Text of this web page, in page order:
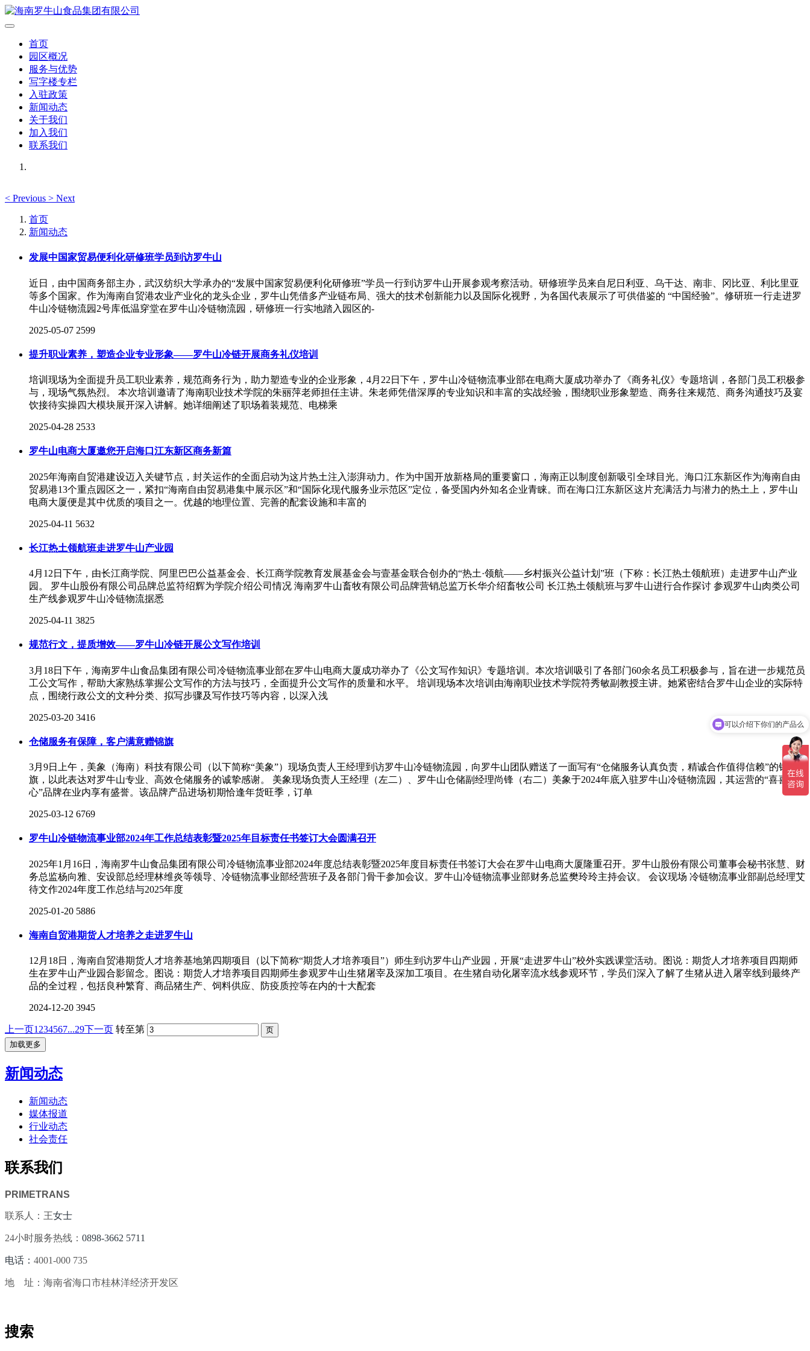
首页
园区概况
服务与优势
写字楼专栏
入驻政策
新闻动态
关于我们
加入我们
联系我们
< Previous > Next
首页
新闻动态
发展中国家贸易便利化研修班学员到访罗牛山
近日，由中国商务部主办，武汉纺织大学承办的“发展中国家贸易便利化研修班”学员一行到访罗牛山开展参观考察活动。研修班学员来自尼日利亚、乌干达、南非、冈比亚、利比里亚
等多个国家。作为海南自贸港农业产业化的龙头企业，罗牛山凭借多产业链布局、强大的技术创新能力以及国际化视野，为各国代表展示了可供借鉴的 “中国经验”。修研班一行走进罗
牛山冷链物流园2号库低温穿堂在罗牛山冷链物流园，研修班一行实地踏入园区的-
2025-05-07 2599
提升职业素养，塑造企业专业形象——罗牛山冷链开展商务礼仪培训
培训现场为全面提升员工职业素养，规范商务行为，助力塑造专业的企业形象，4月22日下午，罗牛山冷链物流事业部在电商大厦成功举办了《商务礼仪》专题培训，各部门员工积极参
与，现场气氛热烈。 本次培训邀请了海南职业技术学院的朱丽萍老师担任主讲。朱老师凭借深厚的专业知识和丰富的实战经验，围绕职业形象塑造、商务往来规范、商务沟通技巧及宴
饮接待实操四大模块展开深入讲解。她详细阐述了职场着装规范、电梯乘
2025-04-28 2533
罗牛山电商大厦邀您开启海口江东新区商务新篇
2025年海南自贸港建设迈入关键节点，封关运作的全面启动为这片热土注入澎湃动力。作为中国开放新格局的重要窗口，海南正以制度创新吸引全球目光。海口江东新区作为海南自由
贸易港13个重点园区之一，紧扣“海南自由贸易港集中展示区”和“国际化现代服务业示范区”定位，备受国内外知名企业青睐。而在海口江东新区这片充满活力与潜力的热土上，罗牛山
电商大厦便是其中优质的项目之一。优越的地理位置、完善的配套设施和丰富的
2025-04-11 5632
长江热土领航班走进罗牛山产业园
4月12日下午，由长江商学院、阿里巴巴公益基金会、长江商学院教育发展基金会与壹基金联合创办的“热土·领航——乡村振兴公益计划”班（下称：长江热土领航班）走进罗牛山产业
园。 罗牛山股份有限公司品牌总监符绍辉为学院介绍公司情况 海南罗牛山畜牧有限公司品牌营销总监万长华介绍畜牧公司 长江热土领航班与罗牛山进行合作探讨 参观罗牛山肉类公司
生产线参观罗牛山冷链物流据悉
2025-04-11 3825
规范行文，提质增效——罗牛山冷链开展公文写作培训
3月18日下午，海南罗牛山食品集团有限公司冷链物流事业部在罗牛山电商大厦成功举办了《公文写作知识》专题培训。本次培训吸引了各部门60余名员工积极参与，旨在进一步规范员
工公文写作，帮助大家熟练掌握公文写作的方法与技巧，全面提升公文写作的质量和水平。 培训现场本次培训由海南职业技术学院符秀敏副教授主讲。她紧密结合罗牛山企业的实际特
点，围绕行政公文的文种分类、拟写步骤及写作技巧等内容，以深入浅
2025-03-20 3416
仓储服务有保障，客户满意赠锦旗
3月9日上午，美象（海南）科技有限公司（以下简称“美象”）现场负责人王经理到访罗牛山冷链物流园，向罗牛山团队赠送了一面写有“仓储服务认真负责，精诚合作值得信赖”的锦
旗，以此表达对罗牛山专业、高效仓储服务的诚挚感谢。 美象现场负责人王经理（左二）、罗牛山仓储副经理尚锋（右二）美象于2024年底入驻罗牛山冷链物流园，其运营的“喜喜点
心”品牌在业内享有盛誉。该品牌产品进场初期恰逢年货旺季，订单
2025-03-12 6769
罗牛山冷链物流事业部2024年工作总结表彰暨2025年目标责任书签订大会圆满召开
2025年1月16日，海南罗牛山食品集团有限公司冷链物流事业部2024年度总结表彰暨2025年度目标责任书签订大会在罗牛山电商大厦隆重召开。罗牛山股份有限公司董事会秘书张慧、财
务总监杨向雅、安设部总经理林维炎等领导、冷链物流事业部经营班子及各部门骨干参加会议。罗牛山冷链物流事业部财务总监樊玲玲主持会议。 会议现场 冷链物流事业部副总经理艾
待文作2024年度工作总结与2025年度
2025-01-20 5886
海南自贸港期货人才培养之走进罗牛山
12月18日，海南自贸港期货人才培养基地第四期项目（以下简称“期货人才培养项目”）师生到访罗牛山产业园，开展“走进罗牛山”校外实践课堂活动。图说：期货人才培养项目四期师
生在罗牛山产业园合影留念。图说：期货人才培养项目四期师生参观罗牛山生猪屠宰及深加工项目。在生猪自动化屠宰流水线参观环节，学员们深入了解了生猪从进入屠宰线到最终产
品的全过程，包括良种繁育、商品猪生产、饲料供应、防疫质控等在内的十大配套
2024-12-20 3945
上一页1 234567...29下一页 转至第
加载更多
新闻动态
新闻动态
媒体报道
行业动态
社会责任
联系我们
PRIMETRANS
联系人：王女士
24小时服务热线： 0898-3662 5711
电话： 4001-000 735
地 址：海南省海口市桂林洋经济开发区
搜索